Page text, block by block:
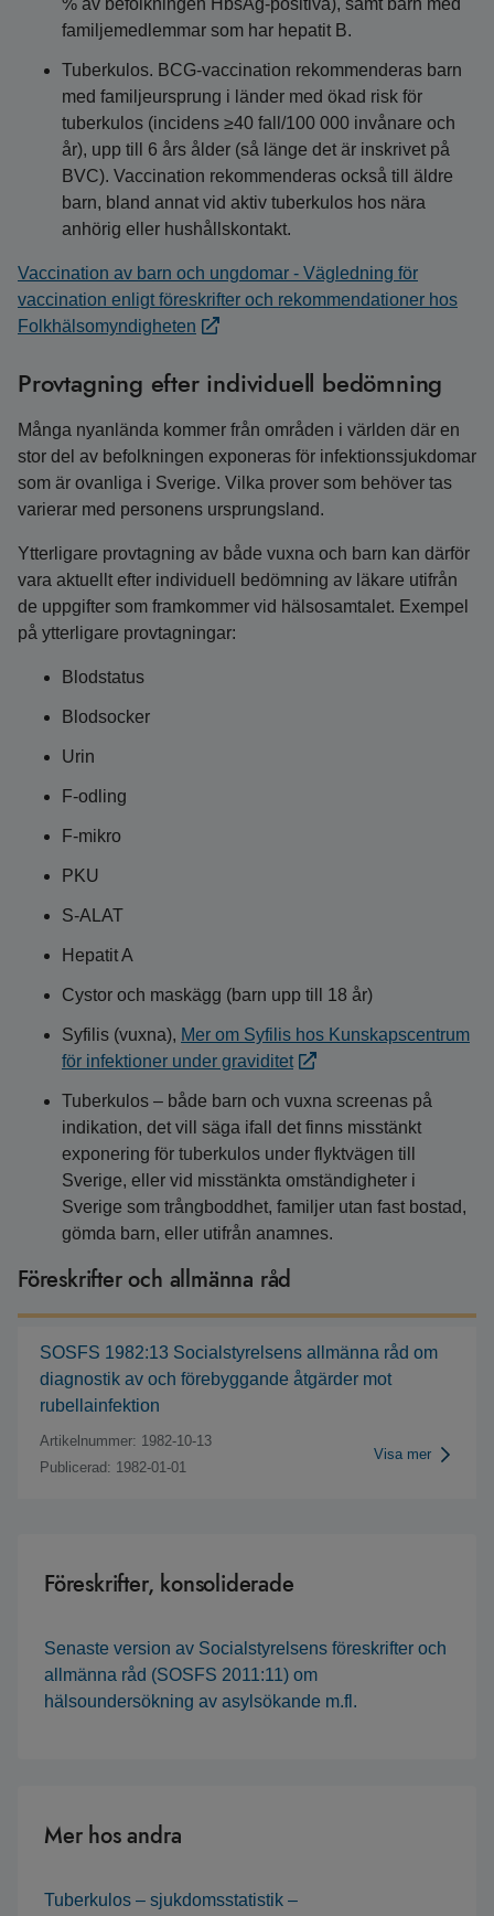
% av befolkningen HbsAg-positiva), samt barn med
familjemedlemmar som har hepatit B.
Tuberkulos. BCG-vaccination rekommenderas barn
med familjeursprung i länder med ökad risk för
tuberkulos (incidens ≥40 fall/100 000 invånare och
år), upp till 6 års ålder (så länge det är inskrivet på
BVC). Vaccination rekommenderas också till äldre
barn, bland annat vid aktiv tuberkulos hos nära
anhörig eller hushållskontakt.
Vaccination av barn och ungdomar - Vägledning för
vaccination enligt föreskrifter och rekommendationer hos
Folkhälsomyndigheten
Provtagning efter individuell bedömning
Många nyanlända kommer från områden i världen där en
stor del av befolkningen exponeras för infektionssjukdomar
som är ovanliga i Sverige. Vilka prover som behöver tas
varierar med personens ursprungsland.
Ytterligare provtagning av både vuxna och barn kan därför
vara aktuellt efter individuell bedömning av läkare utifrån
de uppgifter som framkommer vid hälsosamtalet. Exempel
på ytterligare provtagningar:
Blodstatus
Blodsocker
Urin
F-odling
F-mikro
PKU
S-ALAT
Hepatit A
Cystor och maskägg (barn upp till 18 år)
Syfilis (vuxna), Mer om Syfilis hos Kunskapscentrum
för infektioner under graviditet
Tuberkulos – både barn och vuxna screenas på
indikation, det vill säga ifall det finns misstänkt
exponering för tuberkulos under flyktvägen till
Sverige, eller vid misstänkta omständigheter i
Sverige som trångboddhet, familjer utan fast bostad,
gömda barn, eller utifrån anamnes.
Föreskrifter och allmänna råd
SOSFS 1982:13 Socialstyrelsens allmänna råd om
diagnostik av och förebyggande åtgärder mot
rubellainfektion
Artikelnummer: 1982-10-13
Publicerad: 1982-01-01
Visa mer
Föreskrifter, konsoliderade
Senaste version av Socialstyrelsens föreskrifter och
allmänna råd (SOSFS 2011:11) om
hälsoundersökning av asylsökande m.fl.
Mer hos andra
Tuberkulos – sjukdomsstatistik –